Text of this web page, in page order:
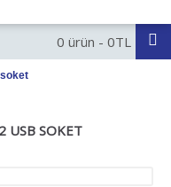
0 ürün - 0TL
USB SOKET